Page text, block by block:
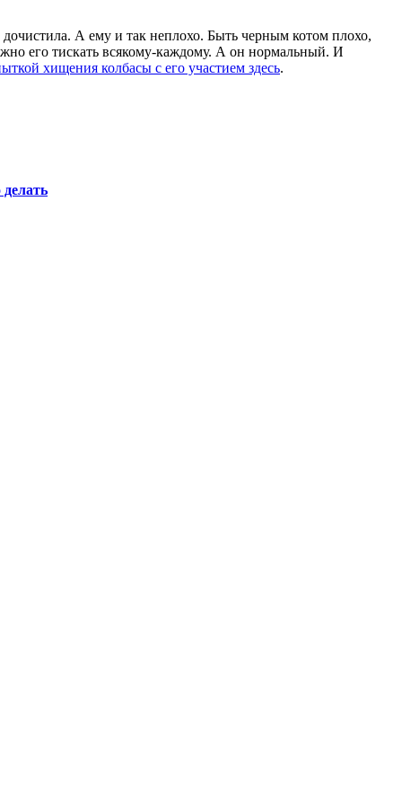
А ему и так неплохо. Быть черным котом плохо,
его тискать всякому-каждому. А он нормальный. И
хищения колбасы с его участием здесь.